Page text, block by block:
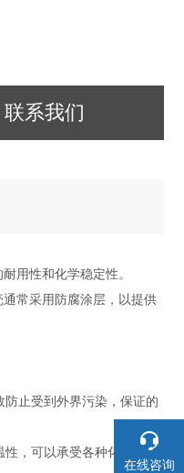
联系我们
用性和化学稳定性。
常采用防腐涂层，以提供
止受到外界污染，保证的
，可以承受各种化学物质
在线咨询